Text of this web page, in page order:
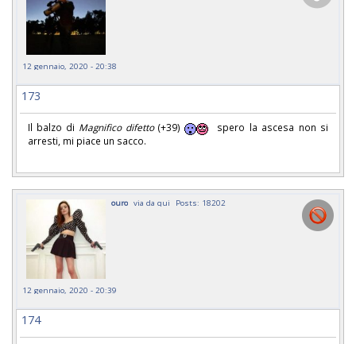
12 gennaio, 2020 - 20:38
173
Il balzo di Magnifico difetto(+39)
spero la ascesa non si
arresti, mi piace un sacco.
ouro via da qui Posts: 18202
12 gennaio, 2020 - 20:39
174